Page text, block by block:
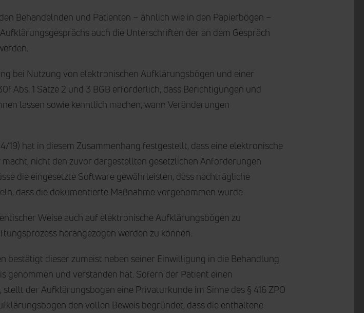
Behandelnden und Patienten – ähnlich wie in den Papierbögen –
auch die Unterschriften der an dem Gespräch
bei Nutzung von elektronischen Aufklärungsbögen und einer
Abs. 1 Sätze 2 und 3 BGB erforderlich, dass Berichtigungen und
lassen sowie kenntlich machen, wann Veränderungen
19) hat in diesem Zusammenhang festgestellt, dass eine elektronische
nicht den zuvor dargestellten gesetzlichen Anforderungen
die eingesetzte Software gewährleisten, dass nachträgliche
dass die dokumentierte Maßnahme vorgenommen wurde.
Weise auch auf elektronische Aufklärungsbögen zu
herangezogen werden zu können.
dieser zumeist neben seiner Einwilligung in die Behandlung
genommen und verstanden hat. Sofern der Patient einen
der Aufklärungsbogen eine Privaturkunde im Sinne des § 416 ZPO
den vollen Beweis begründet, dass die enthaltene